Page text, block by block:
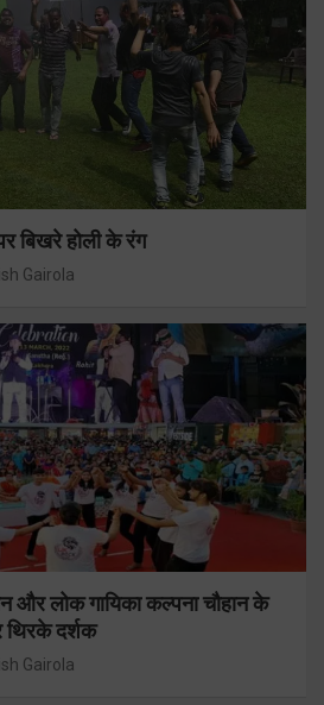
बिखरे होली के रंग
Gairola
और लोक गायिका कल्पना चौहान के
थिरके दर्शक
Gairola